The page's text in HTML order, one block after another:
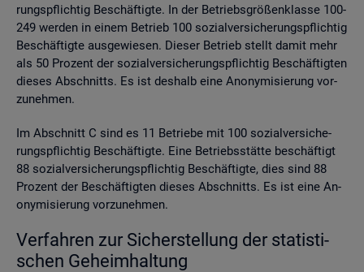
rungs­pflich­tig Be­schäf­tig­te. In der Be­triebs­grö­ßen­klas­se 100-
249 wer­den in einem Be­trieb 100 so­zi­al­ver­si­che­rungs­pflich­tig
Be­schäf­tig­te aus­ge­wie­sen. Die­ser Be­trieb stellt damit mehr
als 50 Pro­zent der so­zi­al­ver­si­che­rungs­pflich­tig Be­schäf­tig­ten
die­ses Ab­schnitts. Es ist des­halb eine An­ony­mi­sie­rung vor­
zu­neh­men.
Im Ab­schnitt C sind es 11 Be­trie­be mit 100 so­zi­al­ver­si­che­
rungs­pflich­tig Be­schäf­tig­te. Eine Be­triebs­stät­te be­schäf­tigt
88 so­zi­al­ver­si­che­rungs­pflich­tig Be­schäf­tig­te, dies sind 88
Pro­zent der Be­schäf­tig­ten die­ses Ab­schnitts. Es ist eine An­
ony­mi­sie­rung vor­zu­neh­men.
Ver­fah­ren zur Si­cher­stel­lung der sta­tis­ti­
schen Ge­heim­hal­tung